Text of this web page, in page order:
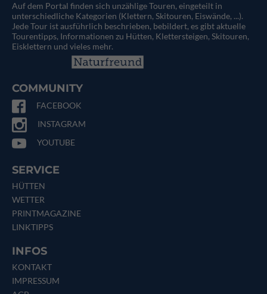
Auf dem Portal finden sich unzählige Touren, eingeteilt in
unterschiedliche Kategorien (Klettern, Skitouren, Eiswände, ...).
Jede Tour ist ausführlich beschrieben, bebildert, es gibt aktuelle
Tourentipps, Informationen zu Hütten, Klettersteigen, Skitouren,
Eisklettern und vieles mehr.
COMMUNITY
FACEBOOK
INSTAGRAM
YOUTUBE
SERVICE
HÜTTEN
WETTER
PRINTMAGAZINE
LINKTIPPS
INFOS
KONTAKT
IMPRESSUM